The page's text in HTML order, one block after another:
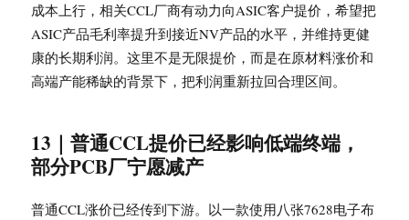
成本上行，相关CCL厂商有动力向ASIC客户提价，希望把
ASIC产品毛利率提升到接近NV产品的水平，并维持更健
康的长期利润。这里不是无限提价，而是在原材料涨价和
高端产能稀缺的背景下，把利润重新拉回合理区间。
13｜普通CCL提价已经影响低端终端，
部分PCB厂宁愿减产
普通CCL涨价已经传到下游。以一款使用八张7628电子布